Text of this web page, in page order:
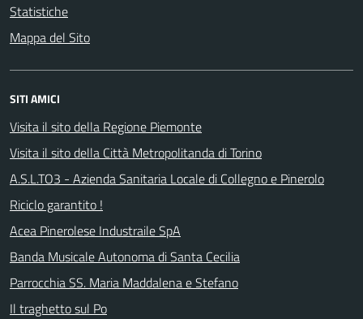
Statistiche
Mappa del Sito
SITI AMICI
Visita il sito della Regione Piemonte
Visita il sito della Città Metropolitanda di Torino
A.S.L.TO3 - Azienda Sanitaria Locale di Collegno e Pinerolo
Riciclo garantito !
Acea Pinerolese Industraile SpA
Banda Musicale Autonoma di Santa Cecilia
Parrocchia SS. Maria Maddalena e Stefano
Il traghetto sul Po